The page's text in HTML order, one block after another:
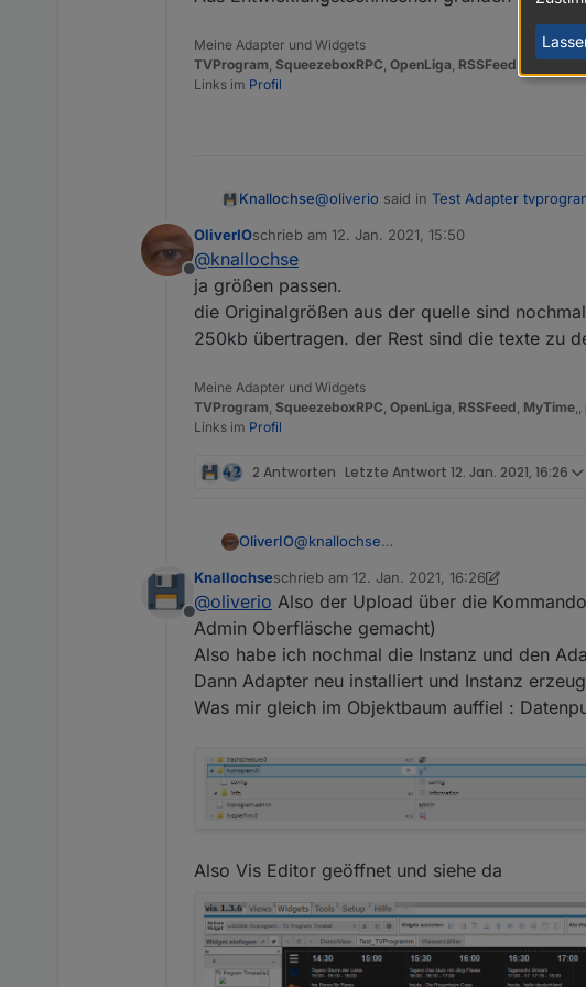
Meine Adapter und Widgets
TVProgram SqueezeboxRPC OpenLiga RSSFeed MyTime,,
Links im Profil
Knallochse@oliverio said in Test Adapter
Ich habe den config-Datenpunkt
Edit: Habe es gefunden (Sieht das gut
Offline
OliverIOschrieb am 12. Jan. 2021, 15:50
zuletzt editiert von
@knallochse
ja größen passen.
die Originalgrößen aus der quelle sind
250kb übertragen. der Rest sind die texte zu
Meine Adapter und Widgets
TVProgram, SqueezeboxRPC, OpenLiga, RSSFeed, MyTime,,
Links im Profil
2 Antworten Letzte Antwort 12. Jan. 2021, 16:26
OliverIO@knallochse
die Originalgrößen aus der quelle sind
übertragen. der Rest sind die texte zu
Offline
Knallochseschrieb am 12. Jan. 2021, 16:26
zuletzt editiert von Knallochse1. Dez. 2021,
@oliverio Also der Upload über die
Admin Oberfläsche gemacht)
Also habe ich nochmal die Instanz und den
Dann Adapter neu installiert und Instanz
Was mir gleich im Objektbaum auffiel :
Also Vis Editor geöffnet und siehe da